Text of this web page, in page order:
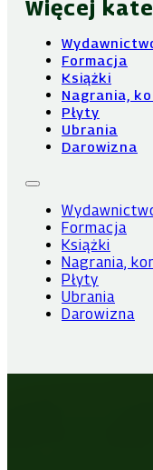
Więcej
Formacja
Książki
Nagrania,
Płyty
Ubrania
Darowizna
Formacja
Książki
Nagrania,
Płyty
Ubrania
Darowizna